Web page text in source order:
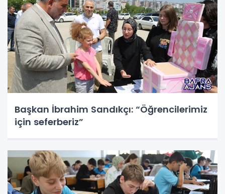
Başkan İbrahim Sandıkçı: “Öğrencilerimiz
için seferberiz”